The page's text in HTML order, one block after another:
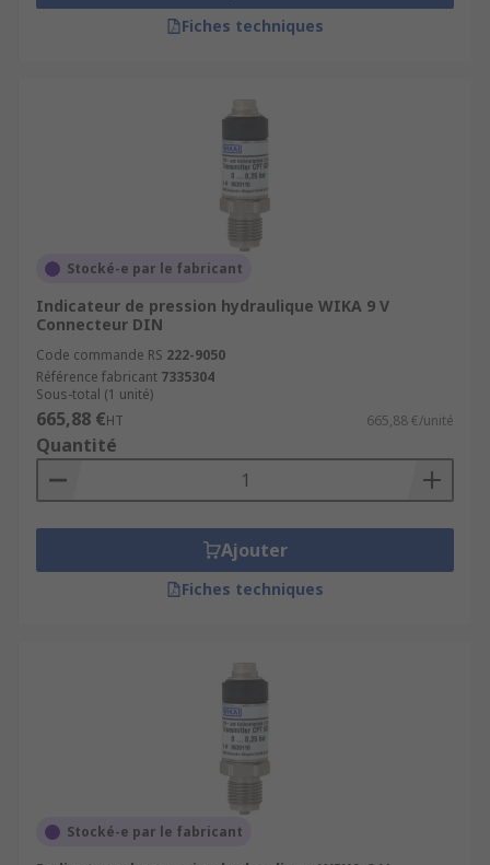
Fiches techniques
Stocké-e par le fabricant
Indicateur de pression hydraulique WIKA 9 V
Connecteur DIN
Code commande RS 222-9050
Référence fabricant 7335304
Sous-total (1 unité)
665,88 €HT 665,88 €/unité
Quantité
Ajouter
Fiches techniques
Stocké-e par le fabricant